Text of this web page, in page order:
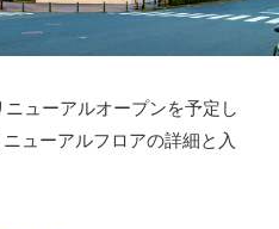
ューアルオープンを予定し
ューアルフロアの詳細と入